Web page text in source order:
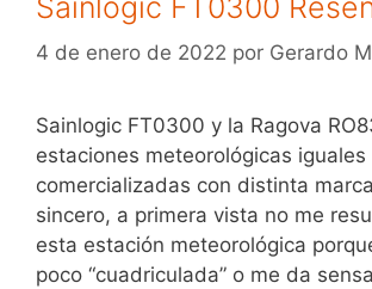
4 de enero de 2022 por Gerardo
Sainlogic FT0300 y la Ragova
estaciones meteorológicas iguales
comercializadas con distinta
sincero, a primera vista no me
esta estación meteorológica
poco “cuadriculada” o me da